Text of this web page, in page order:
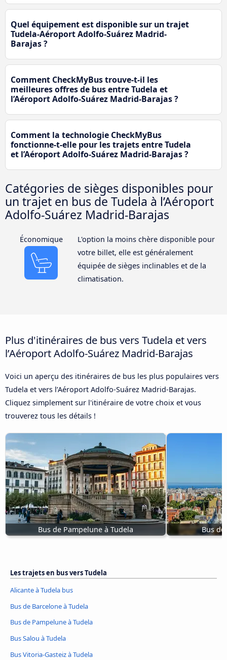
Quel équipement est disponible sur un trajet
Tudela-Aéroport Adolfo-Suárez Madrid-
Barajas ?
Comment CheckMyBus trouve-t-il les
meilleures offres de bus entre Tudela et
l’Aéroport Adolfo-Suárez Madrid-Barajas ?
Comment la technologie CheckMyBus
fonctionne-t-elle pour les trajets entre Tudela
et l’Aéroport Adolfo-Suárez Madrid-Barajas ?
Catégories de sièges disponibles pour
un trajet en bus de Tudela à l’Aéroport
Adolfo-Suárez Madrid-Barajas
Économique
L'option la moins chère disponible pour
votre billet, elle est généralement
équipée de sièges inclinables et de la
climatisation.
Plus d'itinéraires de bus vers Tudela et vers
l’Aéroport Adolfo-Suárez Madrid-Barajas
Voici un aperçu des itinéraires de bus les plus populaires vers
Tudela et vers l’Aéroport Adolfo-Suárez Madrid-Barajas.
Cliquez simplement sur l'itinéraire de votre choix et vous
trouverez tous les détails !
Bus de Pampelune à Tudela Bus de
Les trajets en bus vers Tudela
Alicante à Tudela bus
Bus de Barcelone à Tudela
Bus de Pampelune à Tudela
Bus Salou à Tudela
Bus Vitoria-Gasteiz à Tudela